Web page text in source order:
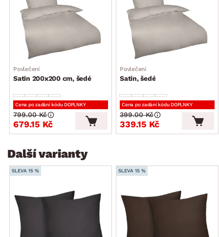
Povlečení
Satin 200x200 cm, šedé
Cena po zadání kódu DOPLNKY
679.15 Kč
799.00 Kč
Povlečení
Satin, šedé
Cena po zadání kódu DOPLNKY
339.15 Kč
399.00 Kč
Další varianty
SLEVA 15 % SLEVA 15 %